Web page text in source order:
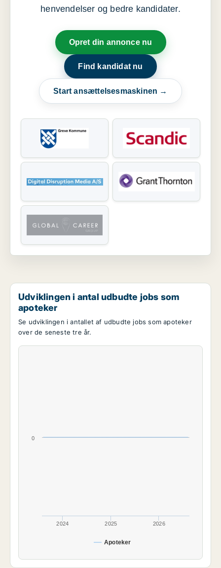
henvendelser og bedre kandidater.
Opret din annonce nu
Find kandidat nu
Start ansættelsesmaskinen →
Udviklingen i antal udbudte jobs som
apoteker
Se udviklingen i antallet af udbudte jobs som apoteker
over de seneste tre år.
Apoteker
2024 2025 2026
0